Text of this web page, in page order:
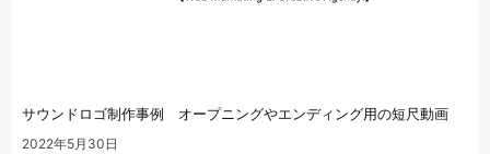
サウンドロゴ制作事例 オープニングやエンディング用の短尺動画
2022年5月30日